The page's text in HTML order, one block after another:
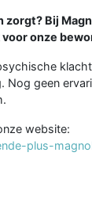
Bij
onze
geen
website:
plus-